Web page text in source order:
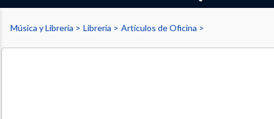
Música y Librería Librería Artículos de Oficina